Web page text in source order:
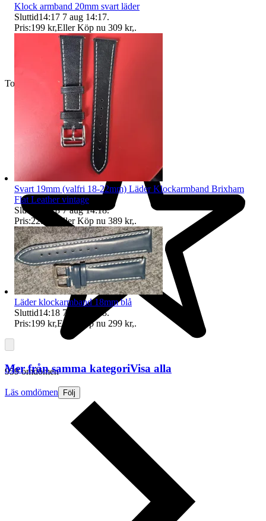
Toppsäljare
959 omdömen
Läs omdömen Följ
Klock armband 20mm svart läder
Sluttid14:17 7 aug 14:17.
Pris:199 kr,Eller Köp nu 309 kr,.
Svart 19mm (valfri 18-22mm) Läder Klockarmband Brixham
Flat Leather vintage
Sluttid
14:18 7 aug 14:18.
Pris:229 kr Eller Köp nu 389 kr,.
Läder klockarmband 18mm blå
Sluttid14:18 7 aug 14:18.
Pris:199 kr,Eller Köp nu 299 kr,.
Mer från samma kategoriVisa alla